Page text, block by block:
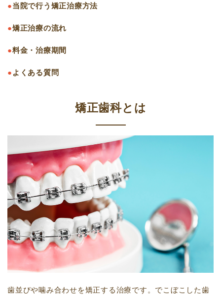
●当院で行う矯正治療方法
●矯正治療の流れ
●料金・治療期間
● よくある質問
矯正歯科とは
歯並びや噛み合わせを矯正する治療です。でこぼこした歯